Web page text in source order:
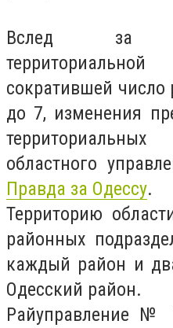
Вслед за
сократившей число
до 7, изменения
областного
Правда за Одессу.
Территорию
районных
каждый район и
Одесский район.
Райуправление №